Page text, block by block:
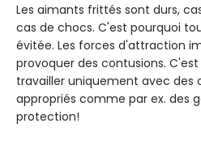
Les aimants frittés sont durs,
cas de chocs. C'est pourquoi
évitée. Les forces d'attraction
provoquer des contusions.
travailler uniquement avec des
appropriés comme par ex. des
protection!